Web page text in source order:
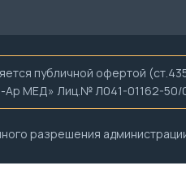
публичной офертой
Ар МЕД» Лиц.№ Л041-01162-50/
разрешения